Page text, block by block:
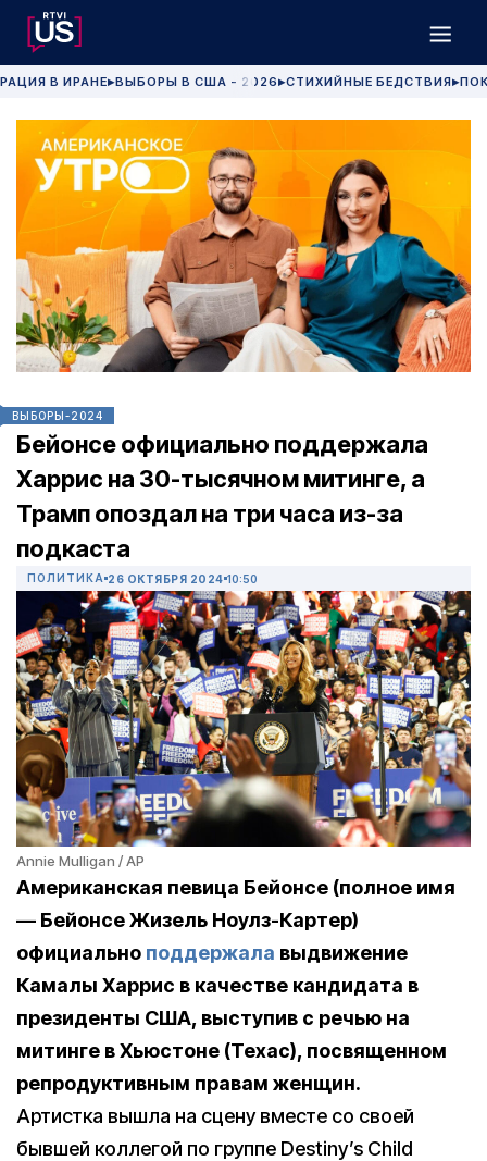
В ИРАНЕ▶ВЫБОРЫ В США - 2026 ▶СТИХИЙНЫЕ БЕДСТВИЯ▶
ВЫБОРЫ-2024
Бейонсе официально поддержала
Харрис на 30-тысячном митинге, а
Трамп опоздал на три часа из-за
подкаста
ПОЛИТИКА 26 ОКТЯБРЯ 2024 10:50
Annie Mulligan / AP
Американская певица Бейонсе (полное имя
— Бейонсе Жизель Ноулз-Картер)
официально поддержала выдвижение
Камалы Харрис в качестве кандидата в
президенты США, выступив с речью на
митинге в Хьюстоне (Техас), посвященном
репродуктивным правам женщин.
Артистка вышла на сцену вместе со своей
бывшей коллегой по группе Destiny’s Child